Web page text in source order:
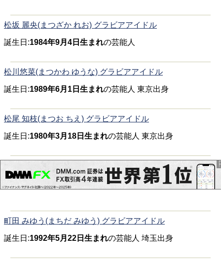
松坂 麗央(まつざか れお) グラビアアイドル
誕生日:1984年9月4日生まれの芸能人
松川悠菜(まつかわ ゆうな) グラビアアイドル
誕生日:1989年6月1日生まれの芸能人 東京出身
松尾 知枝(まつお ちえ) グラビアアイドル
誕生日:1980年3月18日生まれの芸能人 東京出身
町田 みゆう(まちだ みゆう) グラビアアイドル
誕生日:1992年5月22日生まれの芸能人 埼玉出身